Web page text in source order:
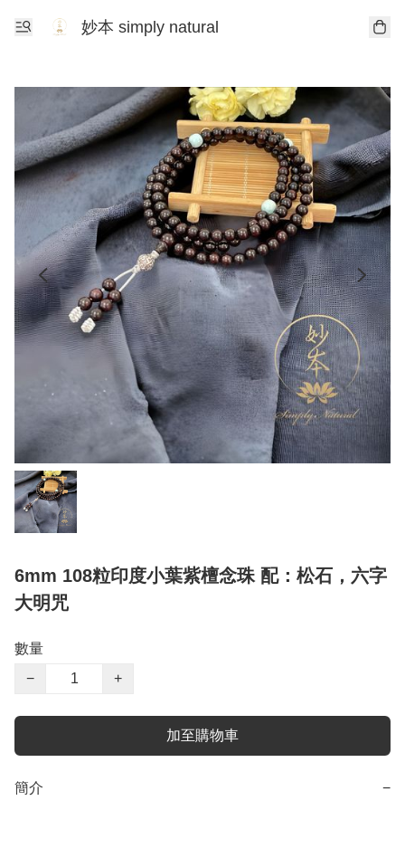
妙本 simply natural
6mm 108粒印度小葉紫檀念珠 配：松石，六字
大明咒
數量
−
+
加至購物車
簡介 −